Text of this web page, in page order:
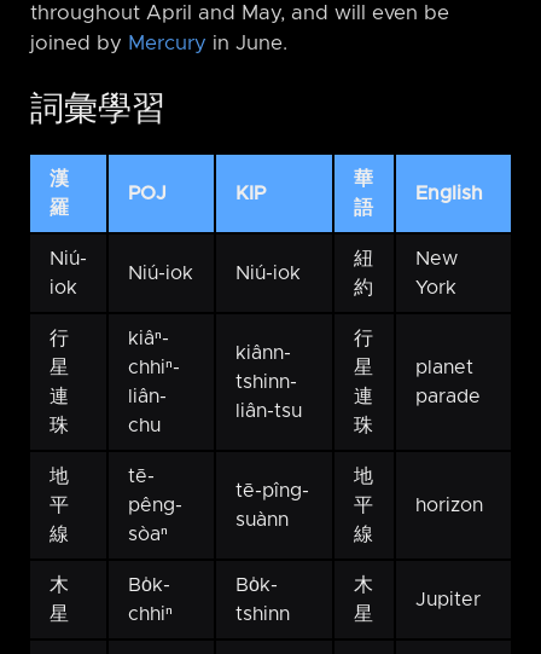
throughout April and May, and will even be
joined by Mercury in June.
詞彙學習
漢
羅
POJ KIP
華
語
English
Niú-
iok
Niú-iok Niú-iok
紐
約
New
York
行
星
連
珠
kiâⁿ-
chhiⁿ-
liân-
chu
kiânn-
tshinn-
liân-tsu
行
星
連
珠
planet
parade
地
平
線
tē-
pêng-
sòaⁿ
tē-pîng-
suànn
地
平
線
horizon
木
星
Bo̍k-
chhiⁿ
Bo̍k-
tshinn
木
星
Jupiter